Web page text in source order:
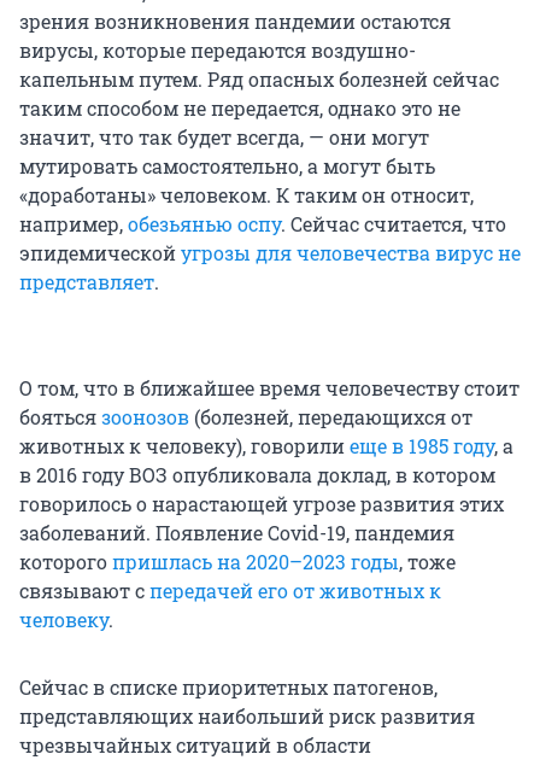
зрения возникновения пандемии остаются
вирусы, которые передаются воздушно-
капельным путем. Ряд опасных болезней сейчас
таким способом не передается, однако это не
значит, что так будет всегда, — они могут
мутировать самостоятельно, а могут быть
«доработаны» человеком. К таким он относит,
например,обезьянью оспу. Сейчас считается, что
эпидемическойугрозы для человечества вирус не
представляет.
О том, что в ближайшее время человечеству стоит
боятьсязоонозов (болезней, передающихся от
животных к человеку), говорилиеще в 1985 году, а
в 2016 году ВОЗ опубликовала доклад, в котором
говорилось о нарастающей угрозе развития этих
заболеваний. Появление Covid-19, пандемия
которогопришлась на 2020–2023 годы, тоже
связывают спередачей его от животных к
человеку.
Сейчас в списке приоритетных патогенов,
представляющих наибольший риск развития
чрезвычайных ситуаций в области